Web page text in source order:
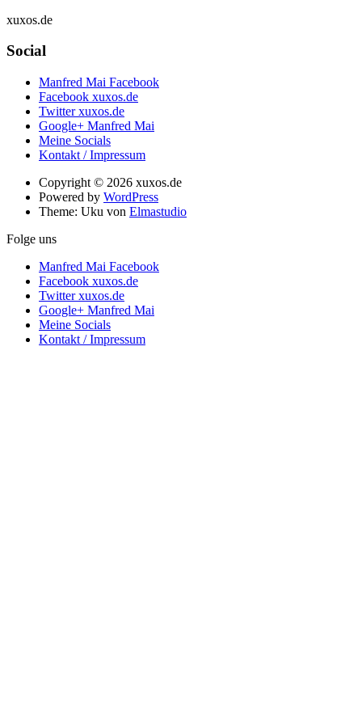
xuxos.de
Social
Manfred Mai Facebook
Facebook xuxos.de
Twitter xuxos.de
Google+ Manfred Mai
Meine Socials
Kontakt / Impressum
Copyright © 2026 xuxos.de
Powered by WordPress
Theme: Uku von Elmastudio
Folge uns
Manfred Mai Facebook
Facebook xuxos.de
Twitter xuxos.de
Google+ Manfred Mai
Meine Socials
Kontakt / Impressum